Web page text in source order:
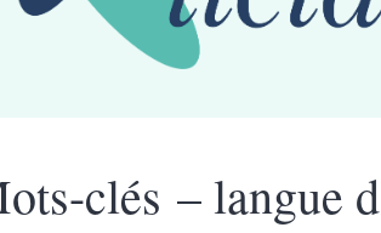
clés – langue